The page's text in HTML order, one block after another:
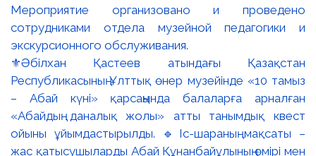
⚜️Әбілхан Қастеев атындағы Қазақстан
Республикасының Ұлттық өнер музейінде «10 тамыз
– Абай күні» қарсаңында балаларға арналған
«Абайдың даналық жолы» атты танымдық квест
ойыны ұйымдастырылды. 🔹Іс-шараның мақсаты –
жас қатысушыларды Абай Құнанбайұлының өмірі мен